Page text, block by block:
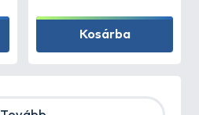
Kosárba